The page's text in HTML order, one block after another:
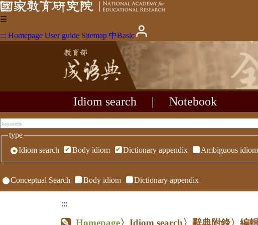
☰
::: Homepage User guide Sitemap 中Basic
Idiom search Notebook
type
Idiom search
Body idiom Dictionary appendix Ambiguous idiom
Conceptual Search Body idiom Dictionary appendix
:::
Homepage〉Idiom search〉辭典附錄〉編